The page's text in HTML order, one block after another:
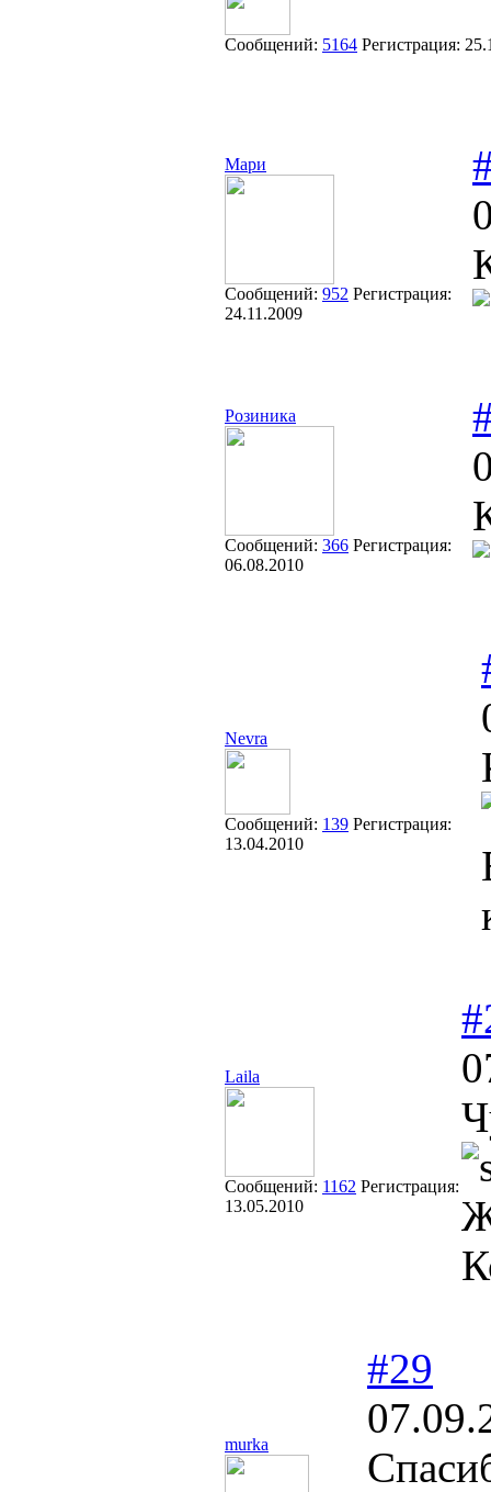
Сообщений: 5164 Регистрация:
Мари
Сообщений: 952 Регистрация:
24.11.2009
Розиника
Сообщений: 366 Регистрация:
06.08.2010
Nevra
Сообщений: 139 Регистрация:
13.04.2010
Laila
Сообщений: 1162 Регистрация:
13.05.2010
murka
#29